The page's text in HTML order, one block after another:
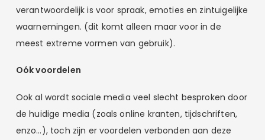
verantwoordelijk is voor spraak, emoties en zintuigelijke
waarnemingen. (dit komt alleen maar voor in de
meest extreme vormen van gebruik).
Oók voordelen
Ook al wordt sociale media veel slecht besproken door
de huidige media (zoals online kranten, tijdschriften,
enzo…), toch zijn er voordelen verbonden aan deze